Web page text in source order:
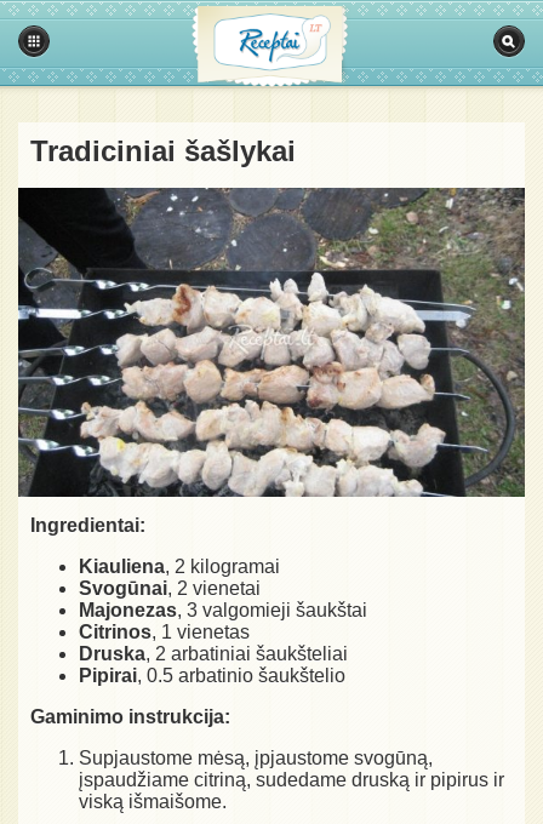
Tradiciniai šašlykai
Ingredientai:
Kiauliena, 2 kilogramai
Svogūnai, 2 vienetai
Majonezas, 3 valgomieji šaukštai
Citrinos, 1 vienetas
Druska, 2 arbatiniai šaukšteliai
Pipirai, 0.5 arbatinio šaukštelio
Gaminimo instrukcija:
Supjaustome mėsą, įpjaustome svogūną,
įspaudžiame citriną, sudedame druską ir pipirus ir
viską išmaišome.